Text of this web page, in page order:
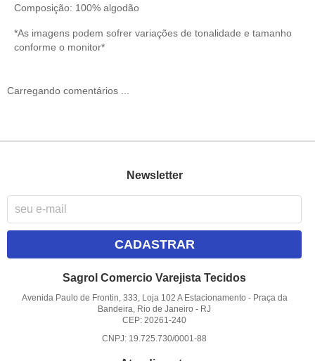
Composição: 100% algodão
*As imagens podem sofrer variações de tonalidade e tamanho
conforme o monitor*
Carregando comentários ...
Newsletter
CADASTRAR
Sagrol Comercio Varejista Tecidos
Avenida Paulo de Frontin, 333, Loja 102 A Estacionamento - Praça da
Bandeira, Rio de Janeiro - RJ
CEP: 20261-240
CNPJ: 19.725.730/0001-88